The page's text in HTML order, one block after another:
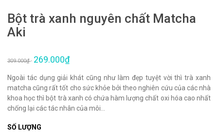
Bột trà xanh nguyên chất Matcha
Aki
309.000₫- 269.000₫
Ngoài tác dụng giải khát cũng như làm đẹp tuyệt vời thì trà xanh
matcha cũng rất tốt cho sức khỏe bởi theo nghiên cứu của các nhà
khoa học thì bột trà xanh có chứa hàm lượng chất oxi hóa cao nhất
chống lại các tác nhân của môi...
SỐ LƯỢNG